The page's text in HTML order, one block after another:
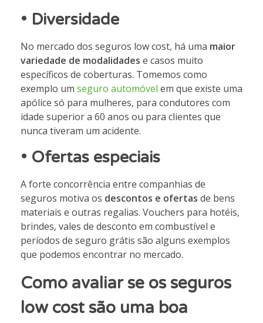
• Diversidade
No mercado dos seguros low cost, há uma maior
variedade de modalidades e casos muito
específicos de coberturas. Tomemos como
exemplo um seguro automóvel em que existe uma
apólice só para mulheres, para condutores com
idade superior a 60 anos ou para clientes que
nunca tiveram um acidente.
• Ofertas especiais
A forte concorrência entre companhias de
seguros motiva os descontos e ofertas de bens
materiais e outras regalias. Vouchers para hotéis,
brindes, vales de desconto em combustível e
períodos de seguro grátis são alguns exemplos
que podemos encontrar no mercado.
Como avaliar se os seguros
low cost são uma boa